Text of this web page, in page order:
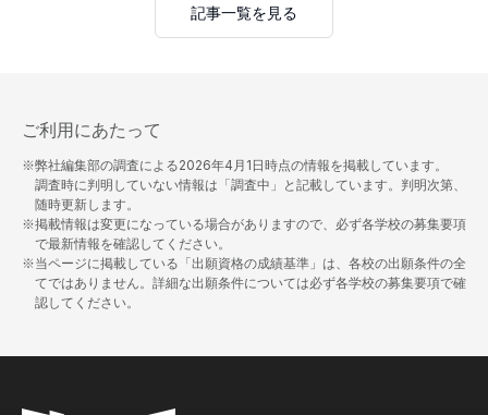
記事一覧を見る
ご利用にあたって
※弊社編集部の調査による2026年4月1日時点の情報を掲載しています。
調査時に判明していない情報は「調査中」と記載しています。判明次第、
随時更新します。
※掲載情報は変更になっている場合がありますので、必ず各学校の募集要項
で最新情報を確認してください。
※当ページに掲載している「出願資格の成績基準」は、各校の出願条件の全
てではありません。詳細な出願条件については必ず各学校の募集要項で確
認してください。